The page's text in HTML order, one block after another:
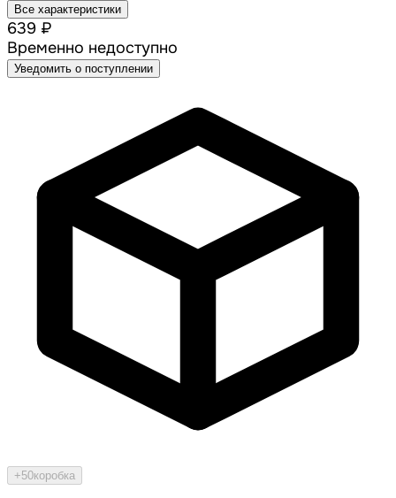
Все характеристики
639 ₽
Временно недоступно
Уведомить о поступлении
+50коробка